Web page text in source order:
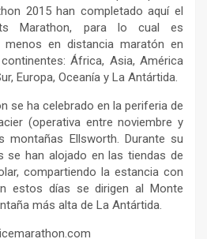
2015 han completado aquí el
Marathon, para lo cual es
en distancia maratón en
África, Asia, América
Europa, Oceanía y La Antártida.
se ha celebrado en la periferia de
(operativa entre noviembre y
montañas Ellsworth. Durante su
se han alojado en las tiendas de
compartiendo la estancia con
estos días se dirigen al Monte
más alta de La Antártida.